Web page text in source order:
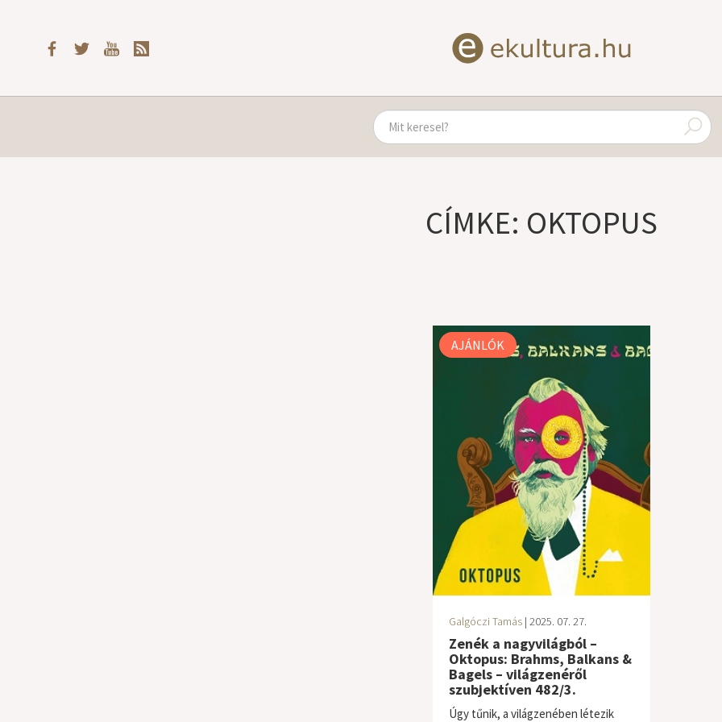
CÍMKE: OKTOPUS
AJÁNLÓK
Galgóczi Tamás | 2025. 07. 27.
Zenék a nagyvilágból –
Oktopus: Brahms, Balkans &
Bagels – világzenéről
szubjektíven 482/3.
Úgy tűnik, a világzenében létezik